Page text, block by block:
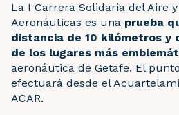
La I Carrera Solidaria del Aire
Aeronáuticas es una prueba
distancia de 10 kilómetros y
de los lugares más
aeronáutica de Getafe. El
efectuará desde el
ACAR.